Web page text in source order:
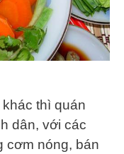
thì quán
dân, với các
cơm nóng, bán